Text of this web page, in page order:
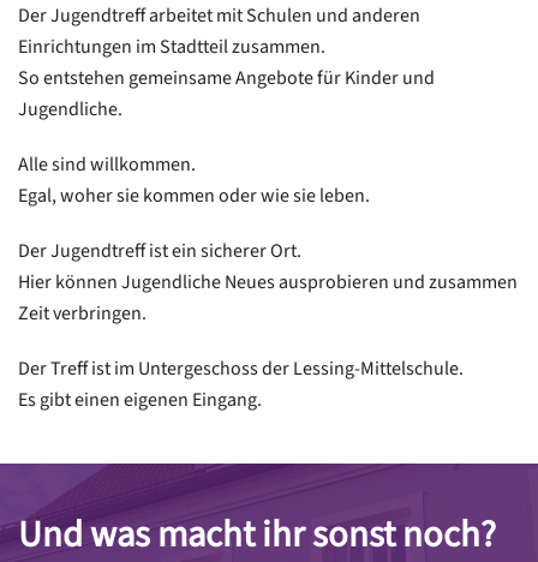
Der Jugendtreff arbeitet mit Schulen und anderen
Einrichtungen im Stadtteil zusammen.
So entstehen gemeinsame Angebote für Kinder und
Jugendliche.
Alle sind willkommen.
Egal, woher sie kommen oder wie sie leben.
Der Jugendtreff ist ein sicherer Ort.
Hier können Jugendliche Neues ausprobieren und zusammen
Zeit verbringen.
Der Treff ist im Untergeschoss der Lessing-Mittelschule.
Es gibt einen eigenen Eingang.
Und was macht ihr sonst noch?